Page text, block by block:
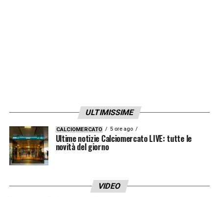
ULTIMISSIME
CALCIOMERCATO 5 ore ago
Ultime notizie Calciomercato LIVE: tutte le
novità del giorno
VIDEO